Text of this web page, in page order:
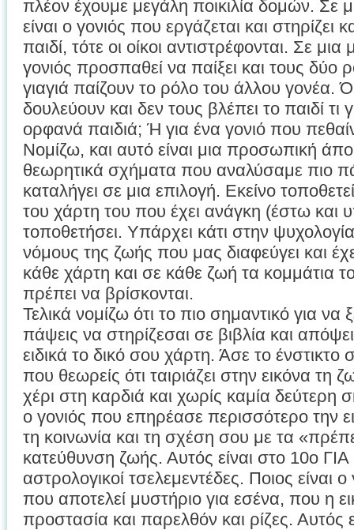
πλέον έχουμε μεγάλη ποικιλία δομών. Σε
είναι ο γονιός που εργάζεται και στηρίζει
παιδί, τότε οι οίκοι αντιστρέφονται. Σε
γονιός προσπαθεί να παίξει και τους
γιαγιά παίζουν το ρόλο του άλλου γονέα.
δουλεύουν και δεν τους βλέπει το παιδί τι
ορφανά παιδιά; Ή για ένα γονιό που
Νομίζω, και αυτό είναι μια προσωπική
θεωρητικά σχήματα που αναλύσαμε πιο
καταλήγει σε μια επιλογή. Εκείνο
του χάρτη του που έχει ανάγκη (έστω και
τοποθετήσει. Υπάρχει κάτι στην
νόμους της ζωής που μας διαφεύγει και
κάθε χάρτη και σε κάθε ζωή τα κομμάτια
πρέπει να βρίσκονται.
Τελικά νομίζω ότι το πιο σημαντικό για να
πάψεις να στηρίζεσαι σε βιβλία και
ειδικά το δικό σου χάρτη. Άσε το
που θεωρείς ότι ταιριάζει στην εικόνα
χέρι στη καρδιά και χωρίς καμία δεύτερη
ο γονιός που επηρέασε περισσότερο την
τη κοινωνία και τη σχέση σου με τα
κατεύθυνση ζωής. Αυτός είναι στο 10ο
αστρολογικοί τσελεμεντέδες. Ποιος είναι
που αποτελεί μυστήριο για εσένα, που η
προστασία και παρελθόν και ρίζες.